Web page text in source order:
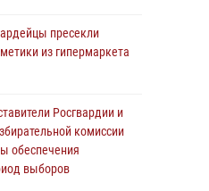
станции
провели инструктаж
защищенности для
комиссий в
пресекли
из гипермаркета
Росгвардии и
комиссии
обеспечения
выборов